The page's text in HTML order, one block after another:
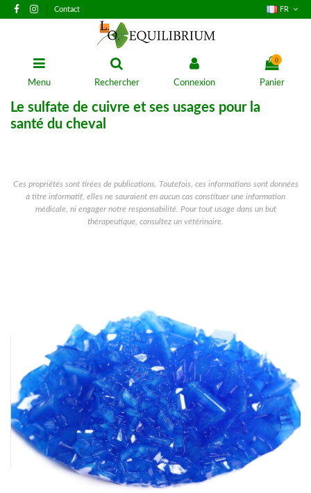
Contact FR
Menu Rechercher Connexion
0
Panier
Le sulfate de cuivre et ses usages pour la
santé du cheval
Ces propriétés sont tirées de publications. Toutefois, ces informations sont données
à titre informatif, elles ne sauraient en aucun cas constituer une information
médicale, ni engager notre responsabilité. Pour tout usage dans un but
thérapeutique, consultez un vétérinaire.